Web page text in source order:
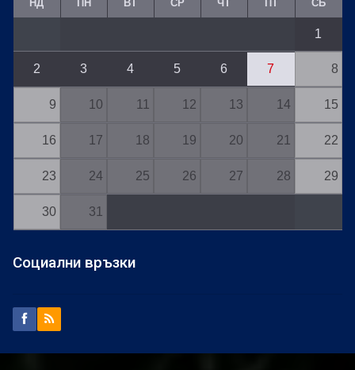
НД ПН ВТ СР ЧТ ПТ СБ
1
2 3 4 5 6 7 8
9 10 11 12 13 14 15
16 17 18 19 20 21 22
23 24 25 26 27 28 29
30 31
Социални връзки